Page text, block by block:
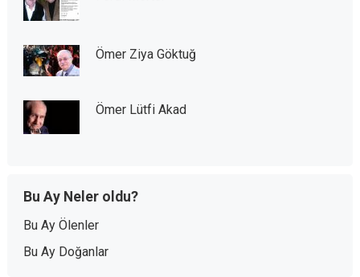
Ömer Ziya Göktuğ
Ömer Lütfi Akad
Bu Ay Neler oldu?
Bu Ay Ölenler
Bu Ay Doğanlar